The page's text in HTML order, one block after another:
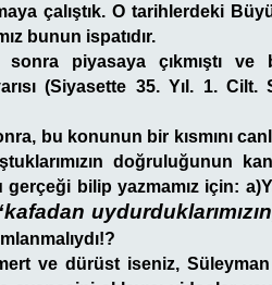
çalıştık. O tarihlerdeki
bunun ispatıdır.
piyasaya çıkmıştı ve
(Siyasette 35. Yıl. 1. Cilt.
bu konunun bir kısmını
doğruluğunun
bilip yazmamız için:
ve dürüst iseniz,